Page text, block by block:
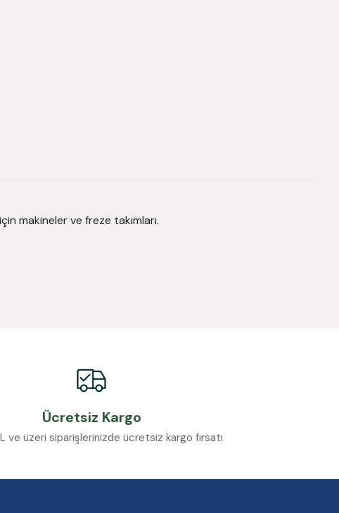
makineler ve freze takımları.
Ücretsiz Kargo
ve üzeri siparişlerinizde ücretsiz kargo fırsatı